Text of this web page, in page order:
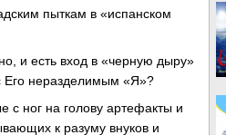
пыткам в «испанском
и есть вход в «черную дыру»
Его неразделимым «Я»?
с ног на голову артефакты и
к разуму внуков и